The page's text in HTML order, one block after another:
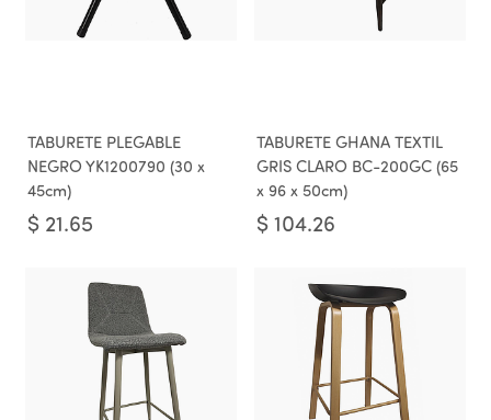
TABURETE PLEGABLE
NEGRO YK1200790 (30 x
45cm)
$ 21.65
TABURETE GHANA TEXTIL
GRIS CLARO BC-200GC (65
x 96 x 50cm)
$ 104.26